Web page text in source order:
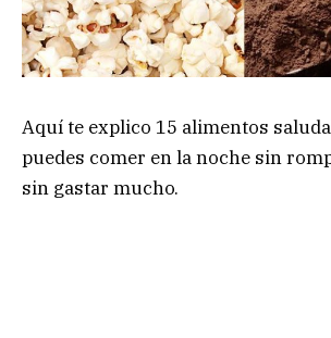
Aquí te explico 15 alimentos
puedes comer en la noche sin
sin gastar mucho.